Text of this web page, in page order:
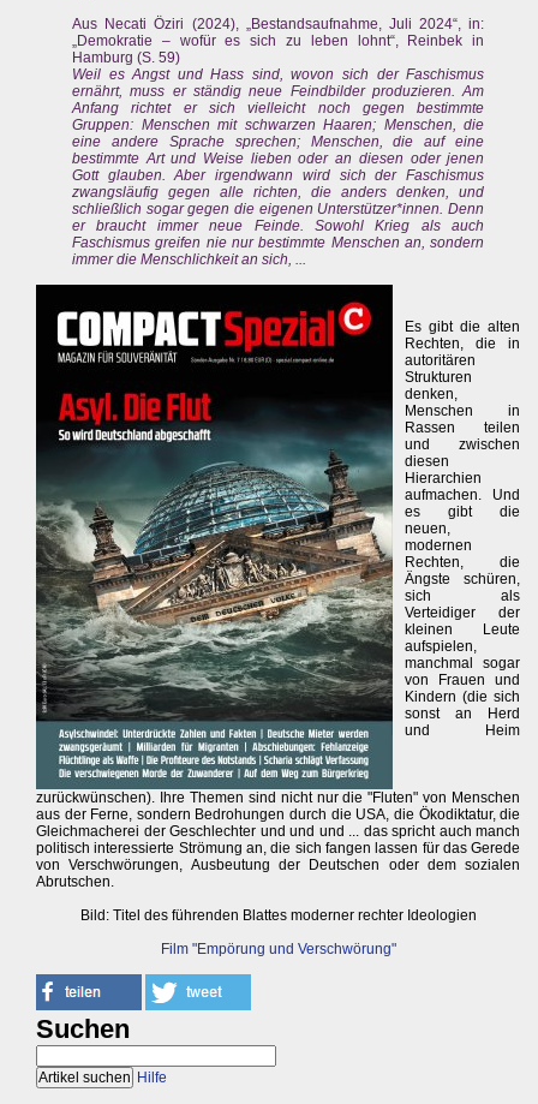
Aus Necati Öziri (2024), „Bestandsaufnahme, Juli 2024“, in:
„Demokratie – wofür es sich zu leben lohnt“, Reinbek in
Hamburg (S. 59)
Weil es Angst und Hass sind, wovon sich der Faschismus
ernährt, muss er ständig neue Feindbilder produzieren. Am
Anfang richtet er sich vielleicht noch gegen bestimmte
Gruppen: Menschen mit schwarzen Haaren; Menschen, die
eine andere Sprache sprechen; Menschen, die auf eine
bestimmte Art und Weise lieben oder an diesen oder jenen
Gott glauben. Aber irgendwann wird sich der Faschismus
zwangsläufig gegen alle richten, die anders denken, und
schließlich sogar gegen die eigenen Unterstützer*innen. Denn
er braucht immer neue Feinde. Sowohl Krieg als auch
Faschismus greifen nie nur bestimmte Menschen an, sondern
immer die Menschlichkeit an sich, ...
Es gibt die alten
Rechten, die in
autoritären
Strukturen
denken,
Menschen in
Rassen teilen
und zwischen
diesen
Hierarchien
aufmachen. Und
es gibt die
neuen,
modernen
Rechten, die
Ängste schüren,
sich als
Verteidiger der
kleinen Leute
aufspielen,
manchmal sogar
von Frauen und
Kindern (die sich
sonst an Herd
und Heim
zurückwünschen). Ihre Themen sind nicht nur die "Fluten" von Menschen
aus der Ferne, sondern Bedrohungen durch die USA, die Ökodiktatur, die
Gleichmacherei der Geschlechter und und und ... das spricht auch manch
politisch interessierte Strömung an, die sich fangen lassen für das Gerede
von Verschwörungen, Ausbeutung der Deutschen oder dem sozialen
Abrutschen.
Bild: Titel des führenden Blattes moderner rechter Ideologien
Film "Empörung und Verschwörung"
Suchen
Hilfe